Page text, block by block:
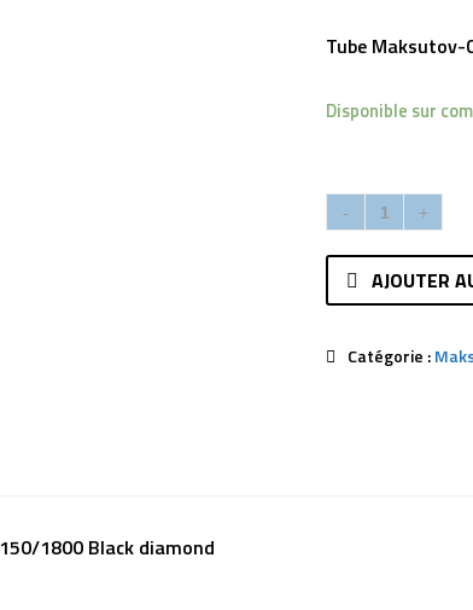
Tube Maksutov-
Disponible sur
AJOUTER
Catégorie :
1800 Black diamond